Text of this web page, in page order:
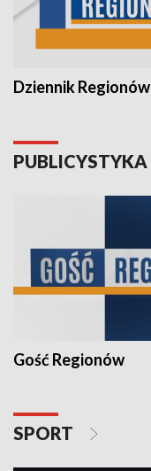
Dziennik Regionów
PUBLICYSTYKA
Gość Regionów
SPORT